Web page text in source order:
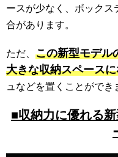
ースが少なく、ボック
合があります。
ただ、 この新型モデル
大きな収納スペース
ュなどを置くことができ
■収納力に優れる